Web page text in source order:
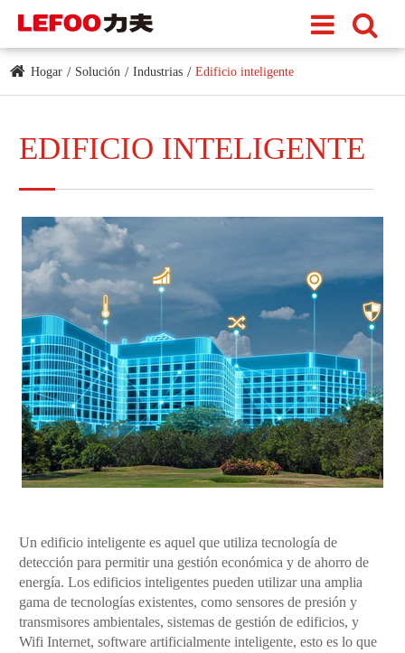
Hogar Solución Industrias Edificio inteligente
EDIFICIO INTELIGENTE
Un edificio inteligente es aquel que utiliza tecnología de
detección para permitir una gestión económica y de ahorro de
energía. Los edificios inteligentes pueden utilizar una amplia
gama de tecnologías existentes, como sensores de presión y
transmisores ambientales, sistemas de gestión de edificios, y
Wifi Internet, software artificialmente inteligente, esto es lo que